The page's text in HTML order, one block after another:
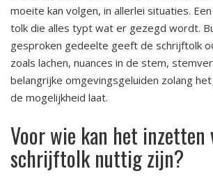
moeite kan volgen, in allerlei situaties.
tolk die alles typt wat er gezegd wordt.
gesproken gedeelte geeft de schrijftolk
zoals lachen, nuances in de stem,
belangrijke omgevingsgeluiden zolang
de mogelijkheid laat.
Voor wie kan het inzetten
schrijftolk nuttig zijn?